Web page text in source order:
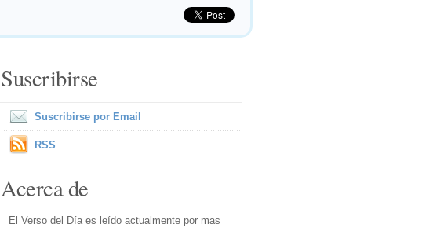
Suscribirse
Suscribirse por Email
RSS
Acerca de
El Verso del Día es leído actualmente por mas